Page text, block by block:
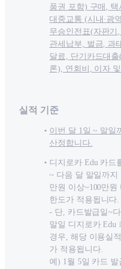
품권 포함) 구매,
대중교통 (시내·광
무승인전표(자판기
관세납부, 벌금, 과
달료, 단기카드대
론), 연회비, 이자
실적 기준
이번 달 1일 ~ 말일
산정합니다.
디지로카 Edu 카드
~ 다음 달 말일까지
만원 이상~100만
한도가 적용됩니다.
- 단, 카드발급일~
말일 디지로카 Edu
경우, 해당 이용실
가 적용됩니다.
예) 1월 5일 카드 발